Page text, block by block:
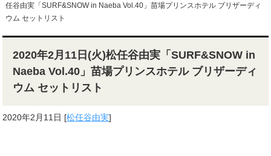
任谷由実「SURF&SNOW in Naeba Vol.40」苗場プリンスホテル ブリザーディ
ウム セットリスト
2020年2月11日(火)松任谷由実「SURF&SNOW in
Naeba Vol.40」苗場プリンスホテル ブリザーディ
ウム セットリスト
2020年2月11日 [松任谷由実]